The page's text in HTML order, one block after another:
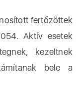
fertőzöttek
Aktív esetek
kezeltnek
bele a